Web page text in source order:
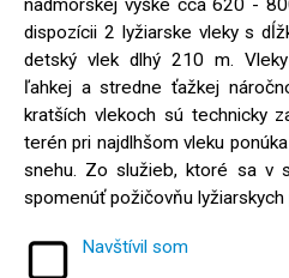
nadmorskej výške cca 620 -
dispozícii 2 lyžiarske vleky s
detský vlek dlhý 210 m.
ľahkej a stredne ťažkej
kratších vlekoch sú technicky
terén pri najdlhšom vleku
snehu. Zo služieb, ktoré sa v
spomenúť požičovňu
Navštívil som